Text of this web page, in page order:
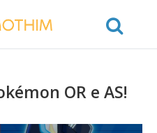
OR e AS!